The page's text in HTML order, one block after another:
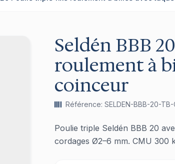
Seldén BBB
roulement à
coinceur
Référence: SELDEN-BBB-20-TB-
Poulie triple Seldén BBB 20
cordages Ø2–6 mm. CMU 300